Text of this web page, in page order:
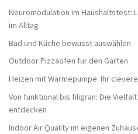
Neuromodulation im Haushaltstest:
im Alltag
Bad und Küche bewusst auswählen
Outdoor Pizzaöfen für den Garten
Heizen mit Wärmepumpe: Ihr
Von funktional bis filigran: Die
entdecken
Indoor Air Quality im eigenen